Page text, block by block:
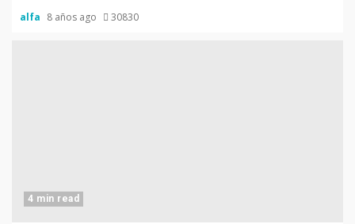
alfa 8 años ago 30830
4 min read